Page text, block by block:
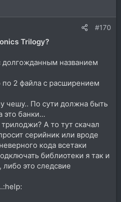
#170
Trilogy?
долгожданным названием
по 2 файла с расширением
чешу.. По сути должна быть
это банки...
А то тут скачал
серийник или вроде
кода всетаки
библиотеки я так и
либо это следсвие